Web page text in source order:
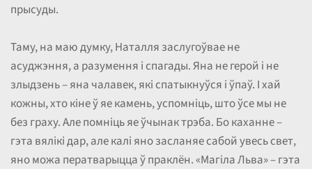
прысуды.
Таму, на маю думку, Наталля заслугоўвае не
асуджэння, а разумення і спагады. Яна не герой і не
злыдзень – яна чалавек, які спатыкнуўся і ўпаў. І хай
кожны, хто кіне ў яе камень, успомніць, што ўсе мы не
без граху. Але помніць яе ўчынак трэба. Бо каханне –
гэта вялікі дар, але калі яно засланяе сабой увесь свет,
яно можа ператварыцца ў праклён. «Магіла Льва» – гэта